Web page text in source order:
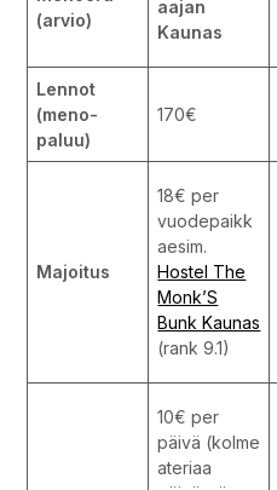
(arvio)
aajan
Kaunas
Lennot
(meno-
paluu)
170€
Majoitus
18€ per
vuodepaikk
aesim.
Hostel The
Monk’S
Bunk Kaunas
(rank 9.1)
10€ per
päivä (kolme
ateriaa